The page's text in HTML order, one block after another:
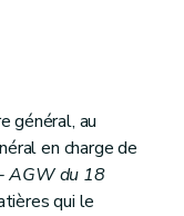
général, au
en charge de
AGW du 18
qui le